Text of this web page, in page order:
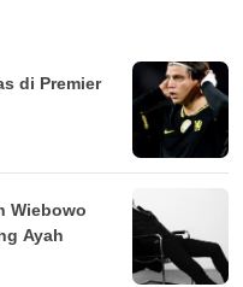
di Premier
Wiebowo
Ayah